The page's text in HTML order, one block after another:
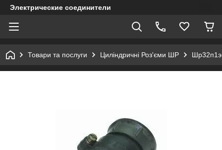
Электрические соединители
Товари та послуги Циліндричні Роз'єми ШР